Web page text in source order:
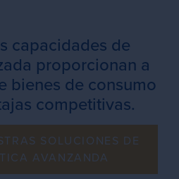
capacidades de
proporcionan a
bienes de consumo
competitivas.
SOLUCIONES DE
AVANZANDA